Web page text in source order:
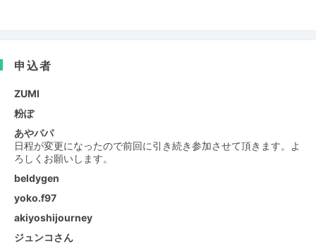
申込者
ZUMI
粉ぽ
あやパパ
日程が変更になったので前回に引き続き参加させて頂きます。よ
ろしくお願いします。
beldygen
yoko.f97
akiyoshijourney
ジュンコさん